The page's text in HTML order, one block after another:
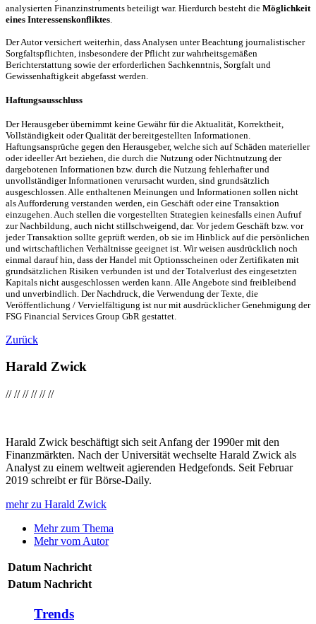
analysierten Finanzinstruments beteiligt war. Hierdurch besteht die Möglichkeit
eines Interessenskonfliktes.
Der Autor versichert weiterhin, dass Analysen unter Beachtung journalistischer
Sorgfaltspflichten, insbesondere der Pflicht zur wahrheitsgemäßen
Berichterstattung sowie der erforderlichen Sachkenntnis, Sorgfalt und
Gewissenhaftigkeit abgefasst werden.
Haftungsausschluss
Der Herausgeber übernimmt keine Gewähr für die Aktualität, Korrektheit,
Vollständigkeit oder Qualität der bereitgestellten Informationen.
Haftungsansprüche gegen den Herausgeber, welche sich auf Schäden materieller
oder ideeller Art beziehen, die durch die Nutzung oder Nichtnutzung der
dargebotenen Informationen bzw. durch die Nutzung fehlerhafter und
unvollständiger Informationen verursacht wurden, sind grundsätzlich
ausgeschlossen. Alle enthaltenen Meinungen und Informationen sollen nicht
als Aufforderung verstanden werden, ein Geschäft oder eine Transaktion
einzugehen. Auch stellen die vorgestellten Strategien keinesfalls einen Aufruf
zur Nachbildung, auch nicht stillschweigend, dar. Vor jedem Geschäft bzw. vor
jeder Transaktion sollte geprüft werden, ob sie im Hinblick auf die persönlichen
und wirtschaftlichen Verhältnisse geeignet ist. Wir weisen ausdrücklich noch
einmal darauf hin, dass der Handel mit Optionsscheinen oder Zertifikaten mit
grundsätzlichen Risiken verbunden ist und der Totalverlust des eingesetzten
Kapitals nicht ausgeschlossen werden kann. Alle Angebote sind freibleibend
und unverbindlich. Der Nachdruck, die Verwendung der Texte, die
Veröffentlichung / Vervielfältigung ist nur mit ausdrücklicher Genehmigung der
FSG Financial Services Group GbR gestattet.
Zurück
Harald Zwick
////////////
Harald Zwick beschäftigt sich seit Anfang der 1990er mit den
Finanzmärkten. Nach der Universität wechselte Harald Zwick als
Analyst zu einem weltweit agierenden Hedgefonds. Seit Februar
2019 schreibt er für Börse-Daily.
mehr zu Harald Zwick
Mehr zum Thema
Mehr vom Autor
Datum Nachricht
Datum Nachricht
Trends